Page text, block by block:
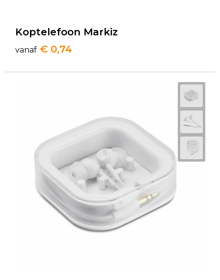
Koptelefoon Markiz
vanaf € 0,74